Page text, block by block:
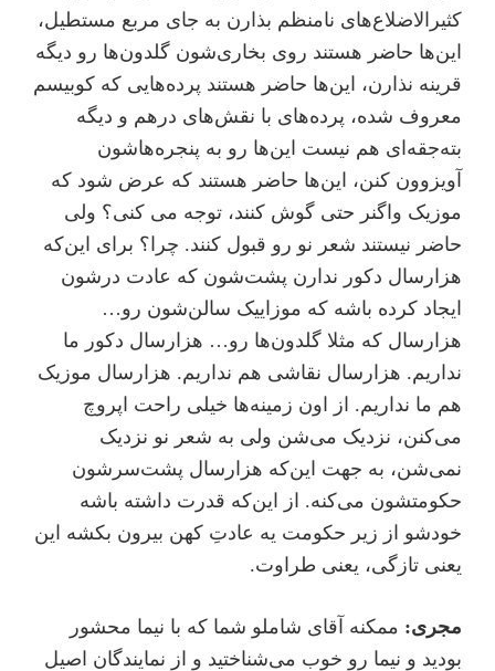
کثیر‌الاضلاع‌های نامنظم بذارن به جای مربع مستطیل،
این‌ها حاضر هستند روی بخاری‌شون گلدون‌ها رو دیگه
قرینه نذارن، این‌ها حاضر هستند پرده‌هایی که کوبیسم
معروف شده، پرده‌های با نقش‌های درهم و دیگه
بته‌جقه‌ای هم نیست این‌ها رو به پنجره‌هاشون
آویزوون کنن، این‌ها حاضر هستند که عرض شود که
موزیک واگنر حتی گوش کنند، توجه می کنی؟ ولی
حاضر نیستند شعر نو رو قبول کنند. چرا؟ برای این‌که
هزارسال دکور ندارن پشت‌شون که عادت درشون
ایجاد کرده باشه که موزاییک سالن‌شون رو…
هزار‌سال که مثلا گلدون‌ها رو… هزار‌سال دکور ما
نداریم. هزارسال نقاشی هم نداریم. هزار‌سال موزیک
هم ما نداریم. از اون زمینه‌ها خیلی راحت اپروچ
می‌کنن، نزدیک می‌شن ولی به شعر نو نزدیک
نمی‌شن، به جهت این‌که هزار‌سال پشت‌سرشون
حکومتشون می‌کنه. از این‌که قدرت داشته باشه
خودشو از زیر حکومت یه عادتِ کهن بیرون بکشه این
یعنی تازگی، یعنی طراوت.
مجری: ممکنه آقای شاملو شما که با نیما محشور
بودید و نیما رو خوب می‌شناختید و از نمایندگان اصیل